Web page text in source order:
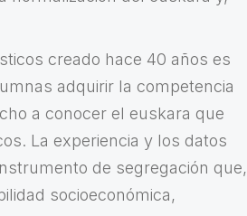
creado hace 40 años es
adquirir la competencia
a conocer el euskara que
La experiencia y los datos
de segregación que,
socioeconómica,